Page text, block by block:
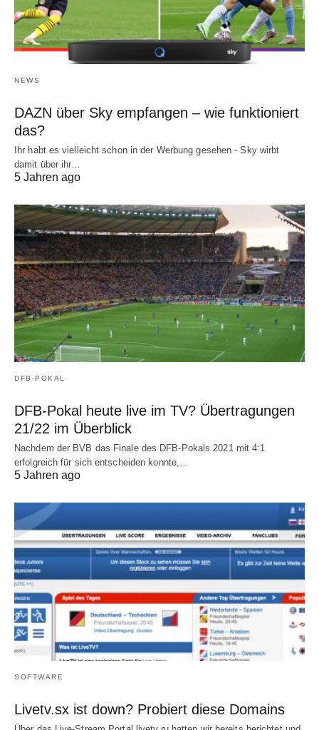
NEWS
DAZN über Sky empfangen – wie funktioniert
das?
Ihr habt es vielleicht schon in der Werbung gesehen - Sky wirbt
damit über ihr…
5 Jahren ago
DFB-POKAL
DFB-Pokal heute live im TV? Übertragungen
21/22 im Überblick
Nachdem der BVB das Finale des DFB-Pokals 2021 mit 4:1
erfolgreich für sich entscheiden konnte,…
5 Jahren ago
SOFTWARE
Livetv.sx ist down? Probiert diese Domains